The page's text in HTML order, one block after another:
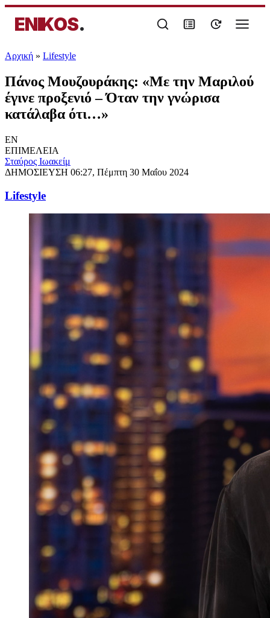
ENIKOS.
Αρχική » Lifestyle
Πάνος Μουζουράκης: «Με την Μαριλού
έγινε προξενιό – Όταν την γνώρισα
κατάλαβα ότι…»
EN
ΕΠΙΜΕΛΕΙΑ
Σταύρος Ιωακείμ
ΔΗΜΟΣΙΕΥΣΗ 06:27, Πέμπτη 30 Μαΐου 2024
Lifestyle